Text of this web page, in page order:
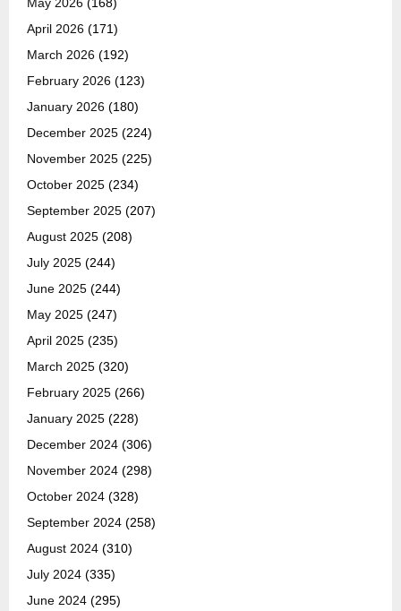
April 2026 (171)
March 2026 (192)
February 2026 (123)
January 2026 (180)
December 2025 (224)
November 2025 (225)
October 2025 (234)
September 2025 (207)
August 2025 (208)
July 2025 (244)
June 2025 (244)
May 2025 (247)
April 2025 (235)
March 2025 (320)
February 2025 (266)
January 2025 (228)
December 2024 (306)
November 2024 (298)
October 2024 (328)
September 2024 (258)
August 2024 (310)
July 2024 (335)
June 2024 (295)